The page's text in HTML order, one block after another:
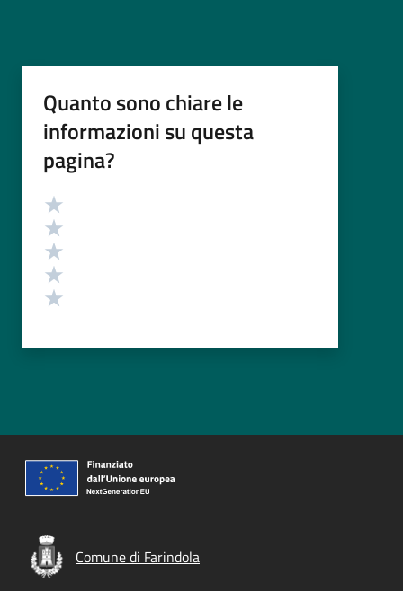
Quanto sono chiare le
informazioni su questa
pagina?
Valutazione
Comune di Farindola